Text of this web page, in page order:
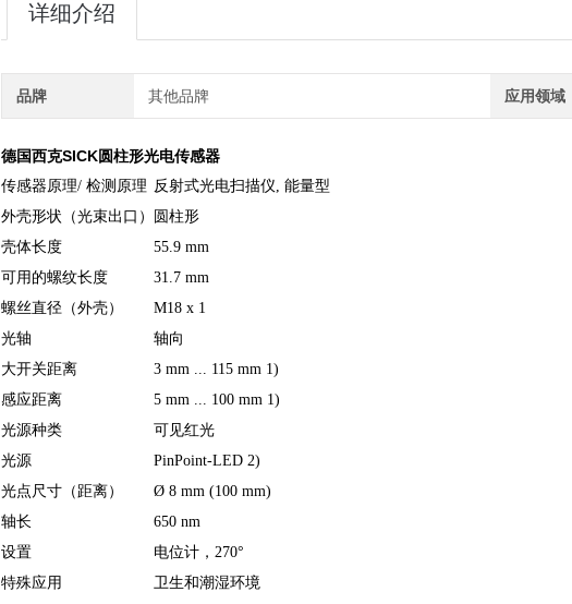
详细介绍
品牌 其他品牌 应用领域
德国西克SICK圆柱形光电传感器
传感器原理/ 检测原理 反射式光电扫描仪, 能量型
外壳形状（光束出口）
圆柱形
壳体长度
55.9 mm
可用的螺纹长度
31.7 mm
螺丝直径（外壳）
M18 x 1
光轴
轴向
大开关距离
3 mm ... 115 mm 1)
感应距离
5 mm ... 100 mm 1)
光源种类
可见红光
光源
PinPoint-LED 2)
光点尺寸（距离）
Ø 8 mm (100 mm)
轴长
650 nm
设置
电位计，270°
特殊应用
卫生和潮湿环境